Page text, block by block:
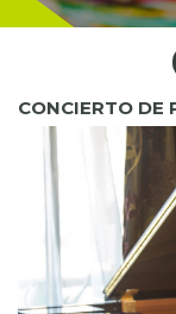
CONCIERTO DE